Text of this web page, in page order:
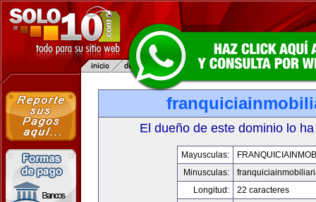
El dueño de este dominio lo
Mayusculas:
Minusculas:
Longitud:
22 caracteres